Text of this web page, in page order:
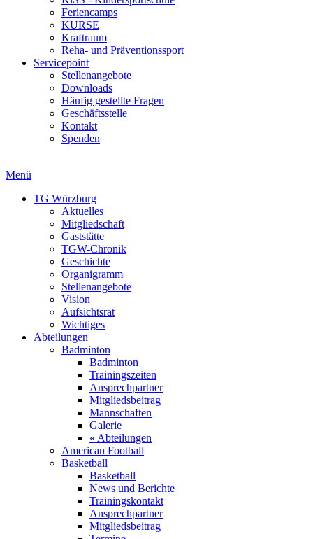
Feriencamps
KURSE
Kraftraum
Reha- und Präventionssport
Servicepoint
Stellenangebote
Downloads
Häufig gestellte Fragen
Geschäftsstelle
Kontakt
Spenden
Menü
TG Würzburg
Aktuelles
Mitgliedschaft
Gaststätte
TGW-Chronik
Geschichte
Organigramm
Stellenangebote
Vision
Aufsichtsrat
Wichtiges
Abteilungen
Badminton
Badminton
Trainingszeiten
Ansprechpartner
Mitgliedsbeitrag
Mannschaften
Galerie
« Abteilungen
American Football
Basketball
Basketball
News und Berichte
Trainingskontakt
Ansprechpartner
Mitgliedsbeitrag